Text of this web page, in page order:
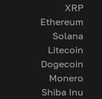
XRP
Ethereum
Solana
Litecoin
Dogecoin
Monero
Shiba Inu